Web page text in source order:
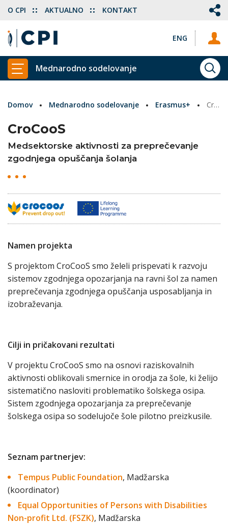
ENG
O CPI AKTUALNO KONTAKT
PRIKAŽI GLAVNI MENI
Mednarodno sodelovanje
Domov Mednarodno sodelovanje Erasmus+ CroCooS
CroCooS
Medsektorske aktivnosti za preprečevanje
zgodnjega opuščanja šolanja
Namen projekta
S projektom CroCooS smo želeli prispevati k razvoju
sistemov zgodnjega opozarjanja na ravni šol za namen
preprečevanja zgodnjega opuščanja usposabljanja in
izobraževanja.
Cilji in pričakovani rezultati
V projektu CroCooS smo na osnovi raziskovalnih
aktivnosti oblikovali smernice in orodja za šole, ki želijo
sistematično nasloviti problematiko šolskega osipa.
Sistem zgodnjega opozarjanja za preprečevanje
šolskega osipa so sodelujoče šole pilotno preizkusile.
Seznam partnerjev:
Tempus Public Foundation, Madžarska
(koordinator)
Equal Opportunities of Persons with Disabilities
Non-profit Ltd. (FSZK), Madžarska